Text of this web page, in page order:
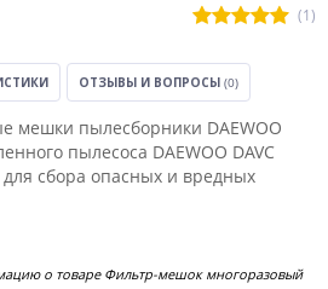
(1)
ОТЗЫВЫ И ВОПРОСЫ (0)
мешки пылесборники DAEWOO
пылесоса DAEWOO DAVC
сбора опасных и вредных
о товаре Фильтр-мешок многоразовый